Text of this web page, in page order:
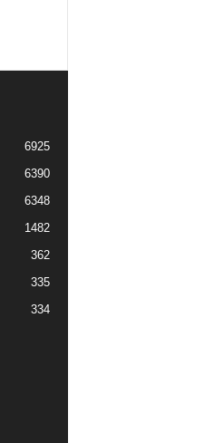
6925
6390
6348
1482
362
335
334